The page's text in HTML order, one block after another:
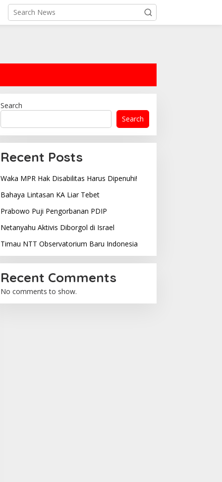
Search
Search
Recent Posts
Waka MPR Hak Disabilitas Harus Dipenuhi!
Bahaya Lintasan KA Liar Tebet
Prabowo Puji Pengorbanan PDIP
Netanyahu Aktivis Diborgol di Israel
Timau NTT Observatorium Baru Indonesia
Recent Comments
No comments to show.